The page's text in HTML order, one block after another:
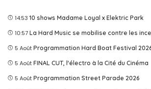
14:53 10 shows Madame Loyal x Elektric Park
10:57 La Hard Music se mobilise contre les
5 Août Programmation Hard Boat Festival
5 Août FINAL CUT, l'électro à la Cité du Cinéma
5 Août Programmation Street Parade 2026